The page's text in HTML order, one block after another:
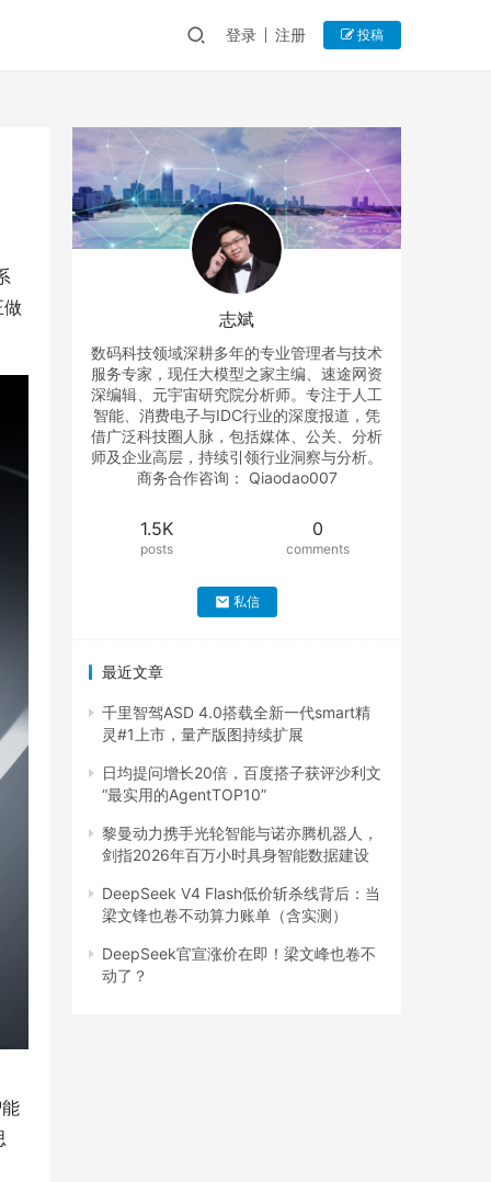
登录 注册 投稿
做
志斌
数码科技领域深耕多年的专业管理者与技术
服务专家，现任大模型之家主编、速途网资
深编辑、元宇宙研究院分析师。专注于人工
智能、消费电子与IDC行业的深度报道，凭
借广泛科技圈人脉，包括媒体、公关、分析
师及企业高层，持续引领行业洞察与分析。
商务合作咨询： Qiaodao007
1.5K
posts
0
comments
私信
最近文章
千里智驾ASD 4.0搭载全新一代smart精
灵#1上市，量产版图持续扩展
日均提问增长20倍，百度搭子获评沙利文
“最实用的AgentTOP10”
黎曼动力携手光轮智能与诺亦腾机器人，
剑指2026年百万小时具身智能数据建设
DeepSeek V4 Flash低价斩杀线背后：当
梁文锋也卷不动算力账单（含实测）
DeepSeek官宣涨价在即！梁文峰也卷不
动了？